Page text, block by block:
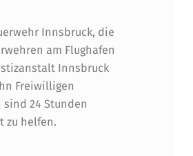
Innsbruck, die
am Flughafen
Innsbruck
Freiwilligen
sind 24 Stunden
zu helfen.